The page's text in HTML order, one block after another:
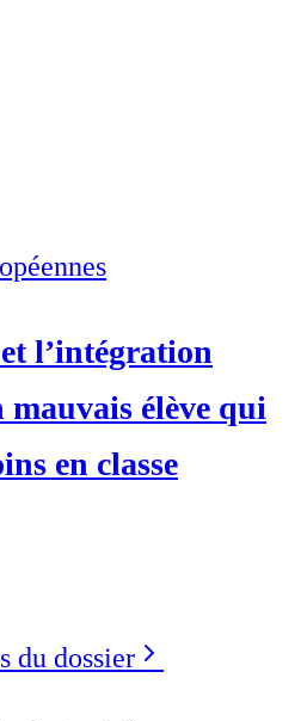
l’intégration
mauvais élève qui
en classe
du dossier